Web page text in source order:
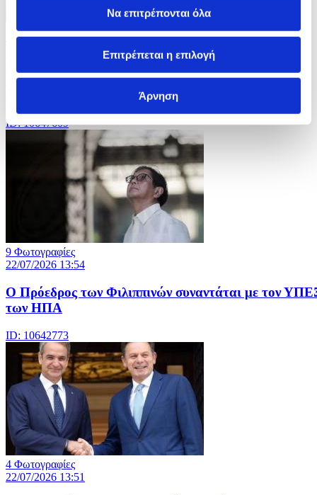
Να επιτρέπονται όλα
Επιτρέπεται η επιλογή
Άρνηση
4 Φωτογραφίες
Ο Ρώσος Πρόεδρος προεδρεύει του Συμβουλίου
ID: 10647609
9 Φωτογραφίες
22/07/2026 13:54
Ο Πρόεδρος των Φιλιππινών συναντάται με τον
των ΗΠΑ
ID: 10642773
4 Φωτογραφίες
22/07/2026 13:51